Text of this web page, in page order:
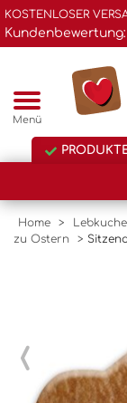
KOSTENLOSER
Menü
Home >
zu Ostern
>
‹